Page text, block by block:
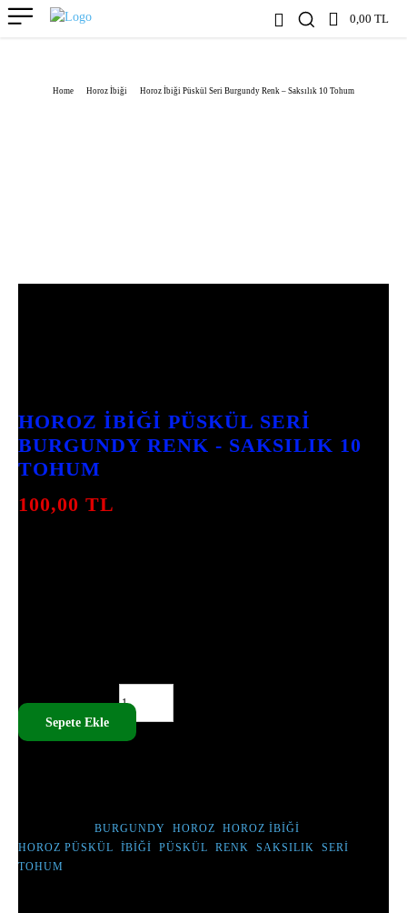
0,00 TL
Home Horoz İbiği Horoz İbiği Püskül Seri Burgundy Renk – Saksılık 10 Tohum
HOROZ İBIĞI PÜSKÜL SERI
BURGUNDY RENK - SAKSILIK 10
TOHUM
100,00 TL
10 TOHUM ADET
Sepete Ekle
BURGUNDY HOROZ HOROZ İBIĞI
HOROZ PÜSKÜL
İBIĞI PÜSKÜL RENK SAKSILIK SERI
TOHUM